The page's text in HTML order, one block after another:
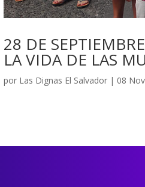
28 DE
LA VIDA DE LAS
por Las Dignas El Salvador | 08